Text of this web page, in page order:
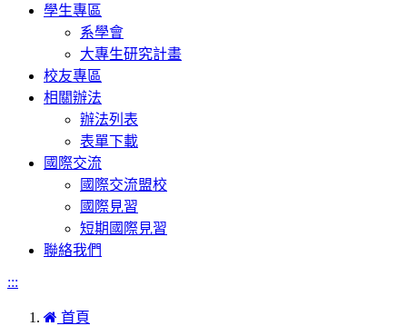
學生專區
系學會
大專生研究計畫
校友專區
相關辦法
辦法列表
表單下載
國際交流
國際交流盟校
國際見習
短期國際見習
聯絡我們
:::
首頁